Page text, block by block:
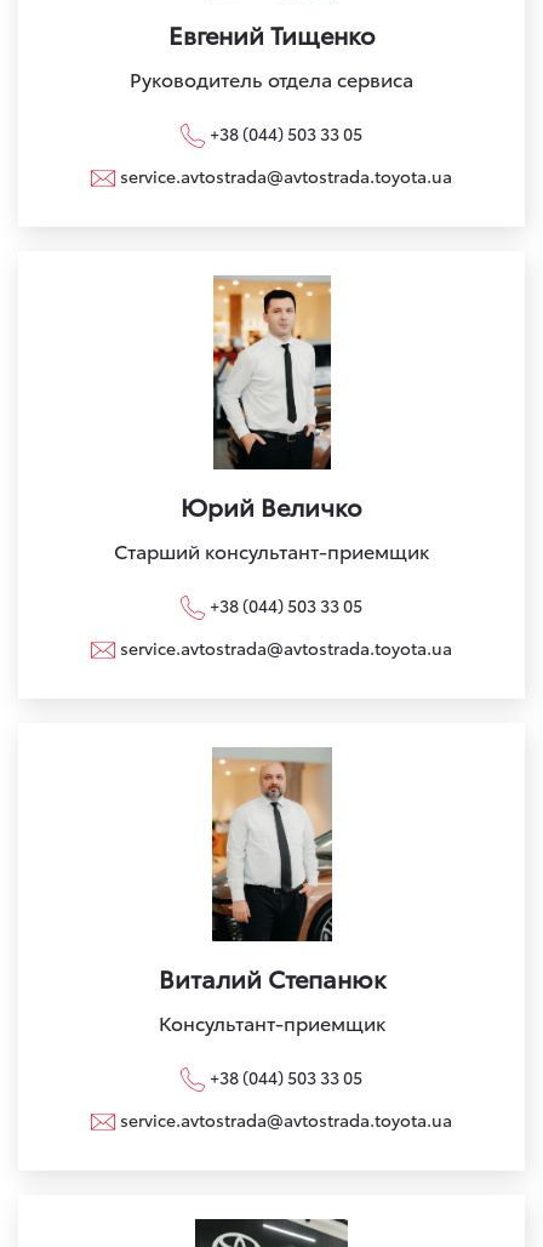
Евгений Тищенко
Руководитель отдела сервиса
+38 (044) 503 33 05
service.avtostrada@avtostrada.toyota.ua
Юрий Величко
Старший консультант-приемщик
+38 (044) 503 33 05
service.avtostrada@avtostrada.toyota.ua
Виталий Степанюк
Консультант-приемщик
+38 (044) 503 33 05
service.avtostrada@avtostrada.toyota.ua